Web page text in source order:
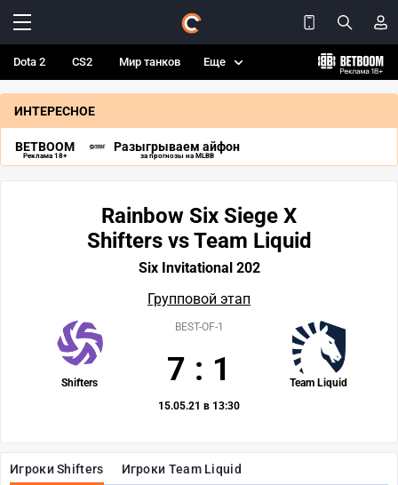
Dota 2 CS2 Мир танков Еще
ИНТЕРЕСНОЕ
BETBOOM
Реклама 18+
Разыгрываем айфон
за прогнозы на MLBB
Игроки Shifters Игроки Team Liquid
Rainbow Six Siege X
Shifters vs Team Liquid
Six Invitational 202
Групповой этап
Shifters Team Liquid
BEST-OF-1
7 : 1
15.05.21 в 13:30